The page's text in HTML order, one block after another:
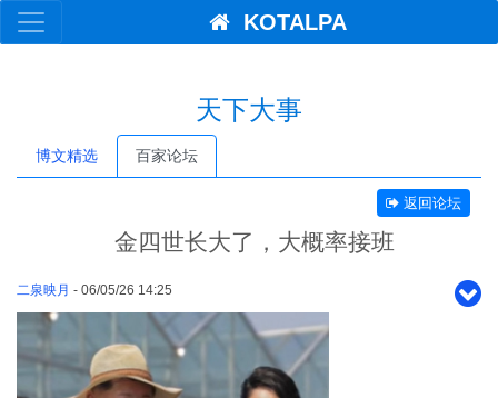
KOTALPA
天下大事
博文精选 百家论坛
返回论坛
金四世长大了，大概率接班
二泉映月 - 06/05/26 14:25